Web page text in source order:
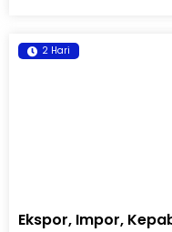
2 Hari
Ekspor, Impor,